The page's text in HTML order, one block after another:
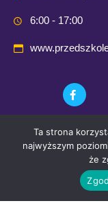
6:00 - 17:00
© 2021
Ta strona
najwyższym
że